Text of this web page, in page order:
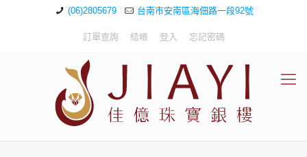
(06)2805679 台南市安南區海佃路一段92號
訂單查詢 結帳 登入 忘記密碼